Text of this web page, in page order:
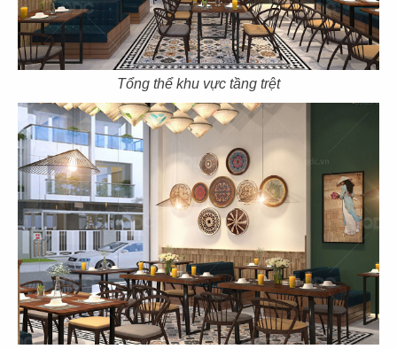
Tổng thể khu vực tầng trệt
07
KOI THÉ
CN Tân Sơn Nhì
08
KOI THÉ
CN Pearl Plaza
09
KOI THÉ
CN Nguyễn Tri Phương
10
KOI THÉ
CN Estella